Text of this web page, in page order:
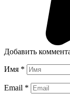
Добавить
Имя *
Email *